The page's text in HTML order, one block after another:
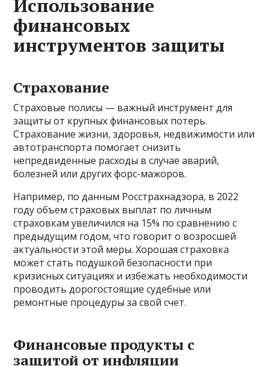
Использование
финансовых
инструментов защиты
Страхование
Страховые полисы — важный инструмент для
защиты от крупных финансовых потерь.
Страхование жизни, здоровья, недвижимости или
автотранспорта помогает снизить
непредвиденные расходы в случае аварий,
болезней или других форс-мажоров.
Например, по данным Росстрахнадзора, в 2022
году объем страховых выплат по личным
страховкам увеличился на 15% по сравнению с
предыдущим годом, что говорит о возросшей
актуальности этой меры. Хорошая страховка
может стать подушкой безопасности при
кризисных ситуациях и избежать необходимости
проводить дорогостоящие судебные или
ремонтные процедуры за свой счет.
Финансовые продукты с
защитой от инфляции